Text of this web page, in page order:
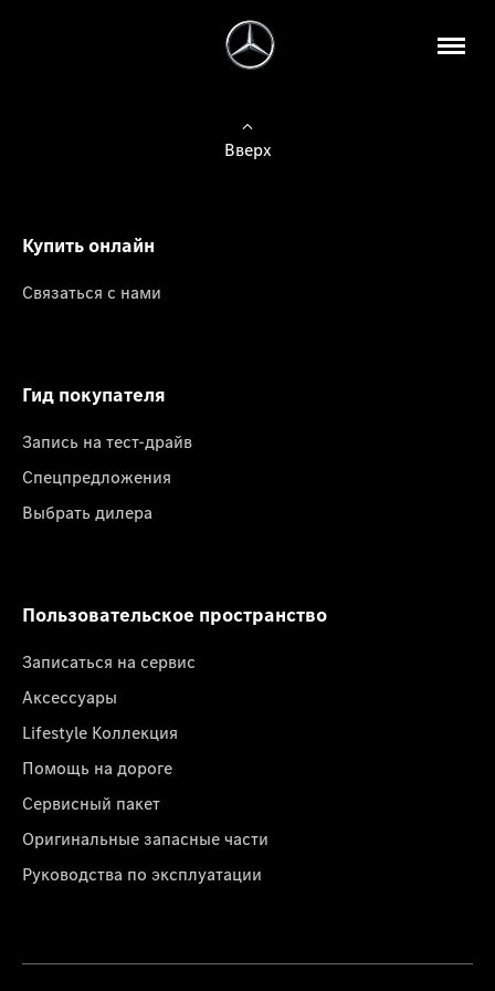
Вверх
Купить онлайн
Связаться с нами
Гид покупателя
Запись на тест-драйв
Спецпредложения
Выбрать дилера
Пользовательское пространство
Записаться на сервис
Аксессуары
Lifestyle Коллекция
Помощь на дороге
Сервисный пакет
Оригинальные запасные части
Руководства по эксплуатации